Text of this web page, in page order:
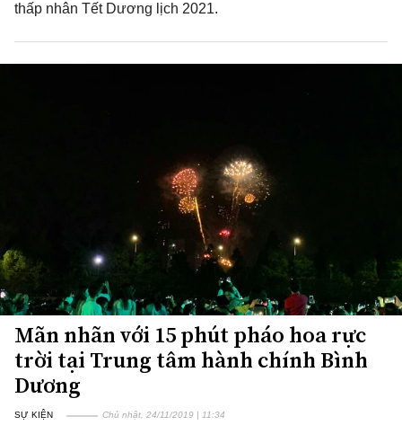
thấp nhân Tết Dương lịch 2021.
Mãn nhãn với 15 phút pháo hoa rực
trời tại Trung tâm hành chính Bình
Dương
SỰ KIỆN Chủ nhật, 24/11/2019 | 11:34